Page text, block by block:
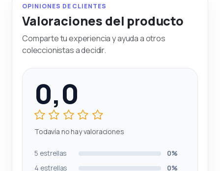
OPINIONES DE CLIENTES
Valoraciones del producto
Comparte tu experiencia y ayuda a otros
coleccionistas a decidir.
0,0
Todavía no hay valoraciones
5 estrellas
0%
4 estrellas
0%